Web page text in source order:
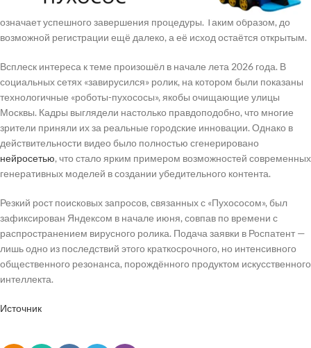
подачи заявки не гарантирует получения правовой охраны и не
означает успешного завершения процедуры. Таким образом, до
возможной регистрации ещё далеко, а её исход остаётся открытым.
Всплеск интереса к теме произошёл в начале лета 2026 года. В
социальных сетях «завирусился» ролик, на котором были показаны
технологичные «роботы-пухососы», якобы очищающие улицы
Москвы. Кадры выглядели настолько правдоподобно, что многие
зрители приняли их за реальные городские инновации. Однако в
действительности видео было полностью сгенерировано
нейросетью, что стало ярким примером возможностей современных
генеративных моделей в создании убедительного контента.
Резкий рост поисковых запросов, связанных с «Пухососом», был
зафиксирован Яндексом в начале июня, совпав по времени с
распространением вирусного ролика. Подача заявки в Роспатент —
лишь одно из последствий этого краткосрочного, но интенсивного
общественного резонанса, порождённого продуктом искусственного
интеллекта.
Источник